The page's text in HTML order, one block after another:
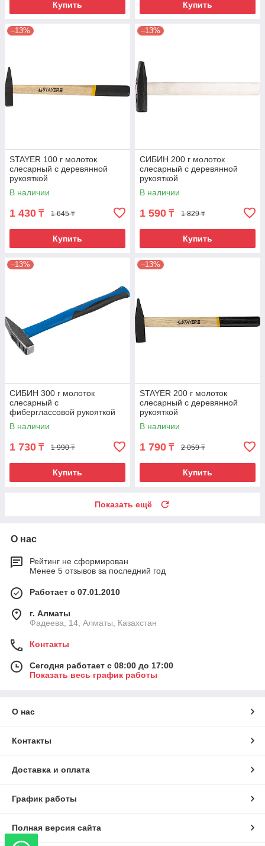
Купить Купить
–13%
STAYER 100 г молоток
слесарный с деревянной
рукояткой
В наличии
1 430 ₸ 1 645 ₸
Купить
–13%
СИБИН 200 г молоток
слесарный с деревянной
рукояткой
В наличии
1 590 ₸ 1 829 ₸
Купить
–13%
СИБИН 300 г молоток
слесарный с
фиберглассовой рукояткой
В наличии
1 730 ₸ 1 990 ₸
Купить
–13%
STAYER 200 г молоток
слесарный с деревянной
рукояткой
В наличии
1 790 ₸ 2 059 ₸
Купить
Показать ещё
О нас
Рейтинг не сформирован
Менее 5 отзывов за последний год
Работает с 07.01.2010
г. Алматы
Фадеева, 14, Алматы, Казахстан
Контакты
Сегодня работает с 08:00 до 17:00
Показать весь график работы
О нас
Контакты
Доставка и оплата
График работы
Полная версия сайта